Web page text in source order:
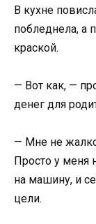
В кухне
побледнела, а
краской.
— Вот как, —
денег для
— Мне не
Просто у меня
на машину, и
цели.